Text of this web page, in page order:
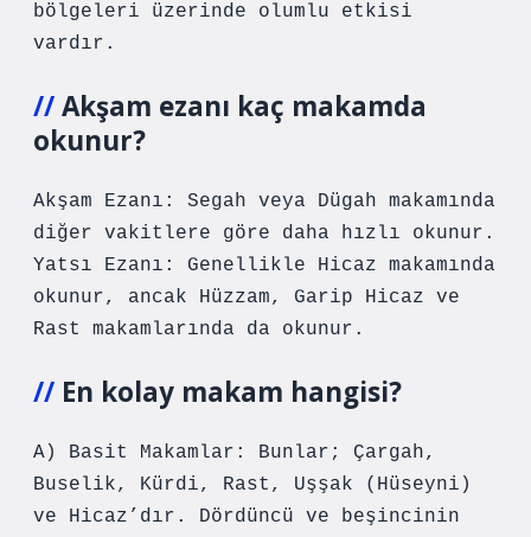
bölgeleri üzerinde olumlu etkisi
vardır.
Akşam ezanı kaç makamda
okunur?
Akşam Ezanı: Segah veya Dügah makamında
diğer vakitlere göre daha hızlı okunur.
Yatsı Ezanı: Genellikle Hicaz makamında
okunur, ancak Hüzzam, Garip Hicaz ve
Rast makamlarında da okunur.
En kolay makam hangisi?
A) Basit Makamlar: Bunlar; Çargah,
Buselik, Kürdi, Rast, Uşşak (Hüseyni)
ve Hicaz’dır. Dördüncü ve beşincinin